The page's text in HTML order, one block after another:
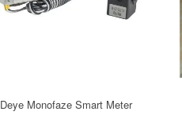
Deye Monofaze Smart Meter